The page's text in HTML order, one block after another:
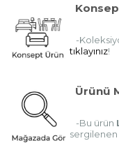
-
tıklayınız!
Ürünü
-Bu ürün
sergilenen